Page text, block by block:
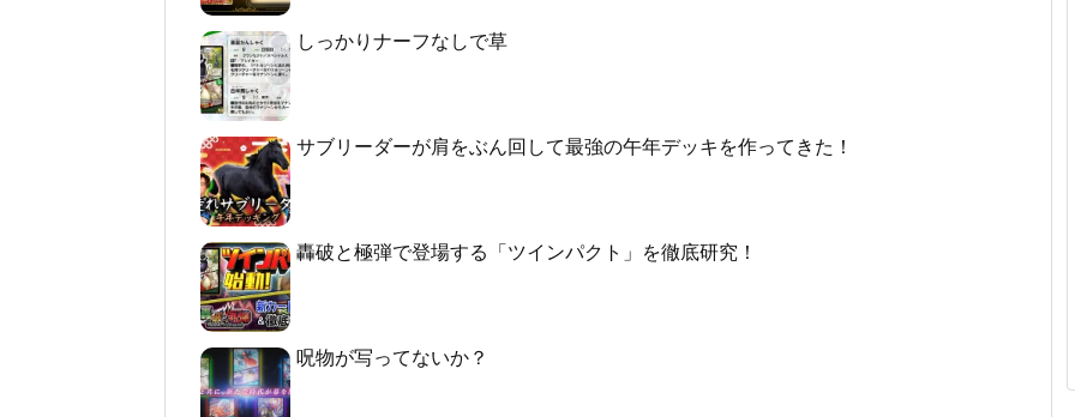
しっかりナーフなしで草
サブリーダーが肩をぶん回して最強の午年デッキを作ってきた！
轟破と極弾で登場する「ツインパクト」を徹底研究！
呪物が写ってないか？